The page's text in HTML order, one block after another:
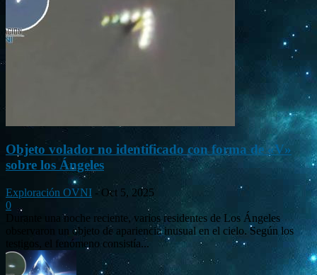
Objeto volador no identificado con forma de «V»
sobre los Ángeles
Exploración OVNI - Oct 5, 2025
0
Durante una noche reciente, varios residentes de Los Ángeles
observaron un objeto de apariencia inusual en el cielo. Según los
testigos, el fenómeno consistía...